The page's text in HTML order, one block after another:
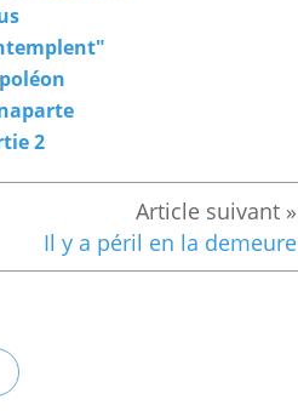
2
Il y a péril en la demeure